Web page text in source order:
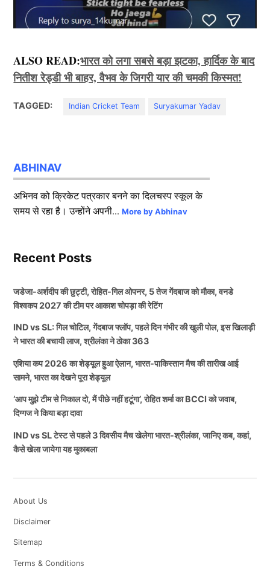
ALSO READ:भारत को लगा सबसे बड़ा झटका, हार्दिक के बाद
नितीश रेड्डी भी बाहर, वैभव के जिगरी यार की चमकी किस्मत!
TAGGED: Indian Cricket Team Suryakumar Yadav
ABHINAV
अभिनव को क्रिकेट पत्रकार बनने का दिलचस्प स्कूल के
समय से रहा है। उन्होंने अपनी...More by Abhinav
Recent Posts
जडेजा-अर्शदीप की छुट्टी, रोहित-गिल ओपनर, 5 तेज गेंदबाज को मौका, वनडे
विश्वकप 2027 की टीम पर आकाश चोपड़ा की रेटिंग
IND vs SL: गिल चोटिल, गेंदबाज फ्लॉप, पहले दिन गंभीर की खुली पोल, इस खिलाड़ी
ने भारत की बचायी लाज, श्रीलंका ने ठोका 363
एशिया कप 2026 का शेड्यूल हुआ ऐलान, भारत-पाकिस्तान मैच की तारीख आई
सामने, भारत का देखने पूरा शेड्यूल
‘आप मुझे टीम से निकाल दो, मैं पीछे नहीं हटूंगा’, रोहित शर्मा का BCCI को जवाब,
दिग्गज ने किया बड़ा दावा
IND vs SL टेस्ट से पहले 3 दिवसीय मैच खेलेगा भारत-श्रीलंका, जानिए कब, कहां,
कैसे खेला जायेगा यह मुकाबला
About Us
Disclaimer
Sitemap
Terms & Conditions